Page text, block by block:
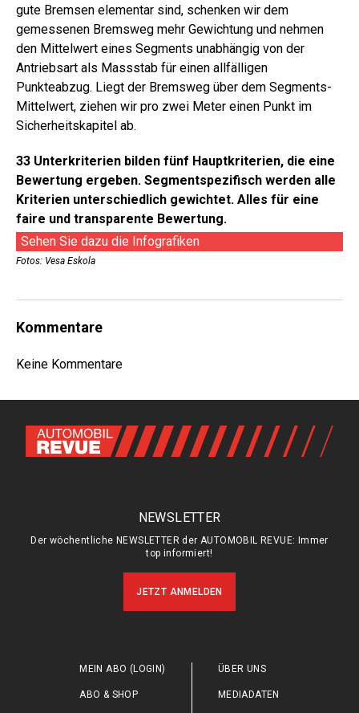
gute Bremsen elementar sind, schenken wir dem
gemessenen Bremsweg mehr Gewichtung und nehmen
den Mittelwert eines Segments unabhängig von der
Antriebsart als Massstab für einen allfälligen
Punkteabzug. Liegt der Bremsweg über dem Segments-
Mittelwert, ziehen wir pro zwei Meter ­einen Punkt im
Sicherheitskapitel ab.
33 Unterkriterien bilden fünf Hauptkriterien, die eine
Bewertung ergeben. Segmentspezifisch werden alle
Kriterien unterschiedlich gewichtet. Alles für eine
faire und transparente Bewertung.
Sehen Sie dazu die Infografiken
Fotos: Vesa Eskola
Kommentare
Keine Kommentare
NEWSLETTER
Der wöchentliche NEWSLETTER der AUTOMOBIL REVUE: Immer
top informiert!
JETZT ANMELDEN
MEIN ABO (LOGIN)
ABO & SHOP
ÜBER UNS
MEDIADATEN